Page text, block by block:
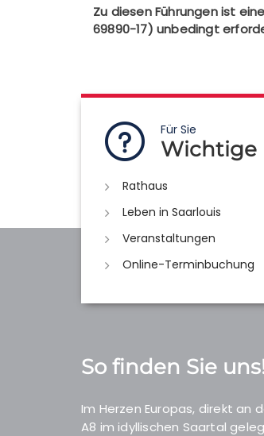
Zu diesen Führungen ist
69890-17) unbedingt
Für Sie
Wichtige
Rathaus
Leben in Saarlouis
Veranstaltungen
Online-Terminbuchung
So finden Sie
Im Herzen Europas, direkt an
A8 im idyllischen Saartal